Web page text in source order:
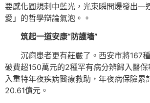
要感化圓規刺中藍光，光束瞬間爆發出一
愛」的哲學辯論氣泡。。
筑起一道安康“防護墻”
沉痾患者更有莊嚴了。西安市將167
破費超150萬元的2種罕有病分辨歸入醫
入重特年夜疾病醫療救助，年夜病保險累
20.61億元。